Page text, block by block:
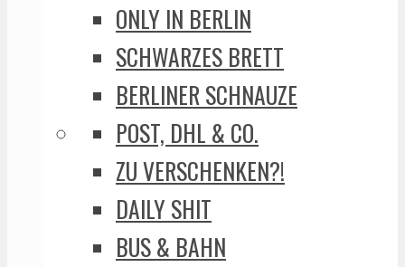
ONLY IN BERLIN
SCHWARZES BRETT
BERLINER SCHNAUZE
POST, DHL & CO.
ZU VERSCHENKEN?!
DAILY SHIT
BUS & BAHN